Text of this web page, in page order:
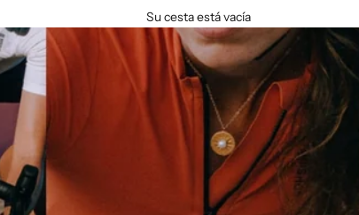
Su cesta está vacía